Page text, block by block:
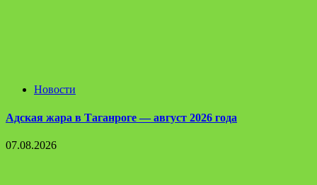
Новости
Адская жара в Таганроге — август 2026 года
07.08.2026